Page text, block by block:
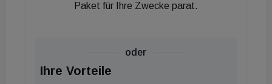
Paket für Ihre Zwecke parat.
oder
Ihre Vorteile